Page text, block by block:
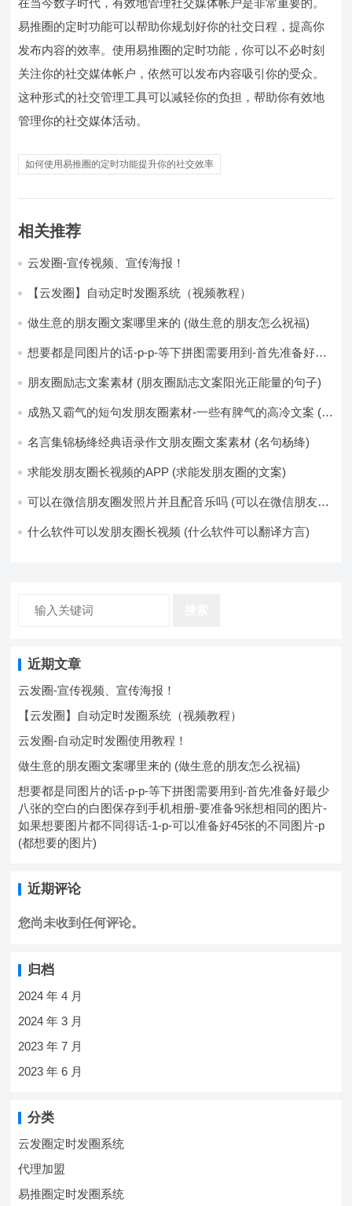
易推圈的定时功能可以帮助你规划好你的社交日程，提高你
发布内容的效率。使用易推圈的定时功能，你可以不必时刻
关注你的社交媒体帐户，依然可以发布内容吸引你的受众。
这种形式的社交管理工具可以减轻你的负担，帮助你有效地
管理你的社交媒体活动。
如何使用易推圈的定时功能提升你的社交效率
相关推荐
云发圈-宣传视频、宣传海报！
【云发圈】自动定时发圈系统（视频教程）
做生意的朋友圈文案哪里来的 (做生意的朋友怎么祝福)
想要都是同图片的话-p-p-等下拼图需要用到-首先准备好最
片-如果想要图片都不同得话-1-p-可以准备好45张的不同图
朋友圈励志文案素材 (朋友圈励志文案阳光正能量的句子)
成熟又霸气的短句发朋友圈素材-一些有脾气的高冷文案 (成
名言集锦杨绛经典语录作文朋友圈文案素材 (名句杨绛)
求能发朋友圈长视频的APP (求能发朋友圈的文案)
可以在微信朋友圈发照片并且配音乐吗 (可以在微信朋友圈
什么软件可以发朋友圈长视频 (什么软件可以翻译方言)
近期文章
云发圈-宣传视频、宣传海报！
【云发圈】自动定时发圈系统（视频教程）
云发圈-自动定时发圈使用教程！
做生意的朋友圈文案哪里来的 (做生意的朋友怎么祝福)
想要都是同图片的话-p-p-等下拼图需要用到-首先准备好最少
八张的空白的白图保存到手机相册-要准备9张想相同的图片-
如果想要图片都不同得话-1-p-可以准备好45张的不同图片-p
(都想要的图片)
近期评论
您尚未收到任何评论。
归档
2024 年 4 月
2024 年 3 月
2023 年 7 月
2023 年 6 月
分类
云发圈定时发圈系统
代理加盟
易推圈定时发圈系统